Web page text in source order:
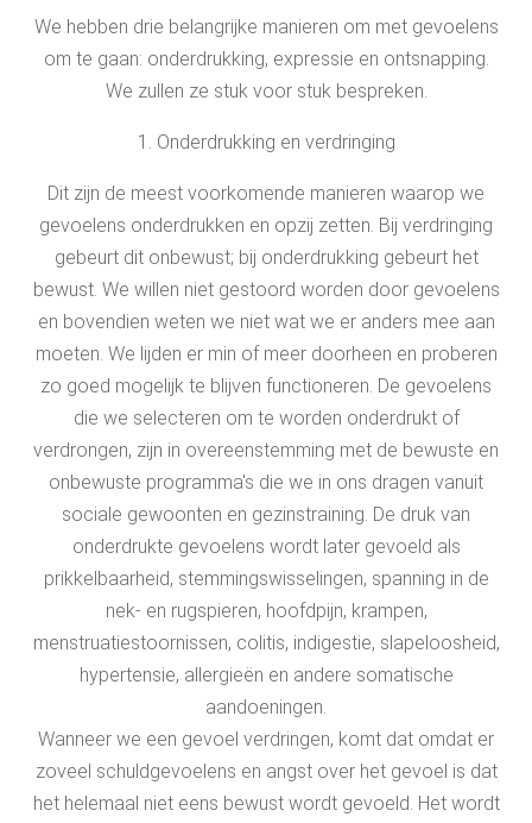
We hebben drie belangrijke manieren om met gevoelens
om te gaan: onderdrukking, expressie en ontsnapping.
We zullen ze stuk voor stuk bespreken.
1. Onderdrukking en verdringing
Dit zijn de meest voorkomende manieren waarop we
gevoelens onderdrukken en opzij zetten. Bij verdringing
gebeurt dit onbewust; bij onderdrukking gebeurt het
bewust. We willen niet gestoord worden door gevoelens
en bovendien weten we niet wat we er anders mee aan
moeten. We lijden er min of meer doorheen en proberen
zo goed mogelijk te blijven functioneren. De gevoelens
die we selecteren om te worden onderdrukt of
verdrongen, zijn in overeenstemming met de bewuste en
onbewuste programma's die we in ons dragen vanuit
sociale gewoonten en gezinstraining. De druk van
onderdrukte gevoelens wordt later gevoeld als
prikkelbaarheid, stemmingswisselingen, spanning in de
nek- en rugspieren, hoofdpijn, krampen,
menstruatiestoornissen, colitis, indigestie, slapeloosheid,
hypertensie, allergieën en andere somatische
aandoeningen.
Wanneer we een gevoel verdringen, komt dat omdat er
zoveel schuldgevoelens en angst over het gevoel is dat
het helemaal niet eens bewust wordt gevoeld. Het wordt